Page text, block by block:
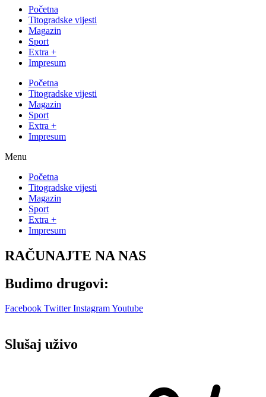
Početna
Titogradske vijesti
Magazin
Sport
Extra +
Impresum
Početna
Titogradske vijesti
Magazin
Sport
Extra +
Impresum
Menu
Početna
Titogradske vijesti
Magazin
Sport
Extra +
Impresum
RAČUNAJTE NA NAS
Budimo drugovi:
Facebook Twitter InstagramYoutube
Slušaj uživo